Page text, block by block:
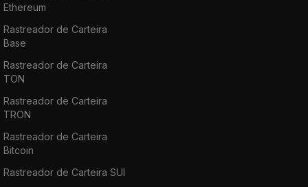
Ethereum
Rastreador de Carteira
Base
Rastreador de Carteira
TON
Rastreador de Carteira
TRON
Rastreador de Carteira
Bitcoin
Rastreador de Carteira SUI